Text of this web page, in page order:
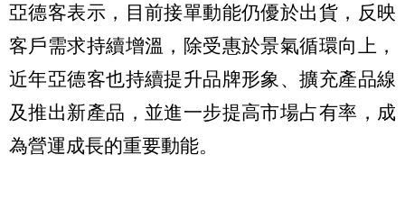
亞德客表示，目前接單動能仍優於出貨，反映
客戶需求持續增溫，除受惠於景氣循環向上，
近年亞德客也持續提升品牌形象、擴充產品線
及推出新產品，並進一步提高市場占有率，成
為營運成長的重要動能。